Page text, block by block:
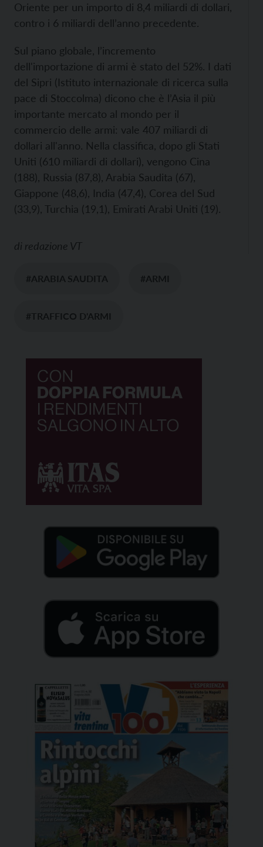
Oriente per un importo di 8,4 miliardi di dollari,
contro i 6 miliardi dell’anno precedente.
Sul piano globale, l’incremento
dell'importazione di armi è stato del 52%. I dati
del Sipri (Istituto internazionale di ricerca sulla
pace di Stoccolma) dicono che è l’Asia il più
importante mercato al mondo per il
commercio delle armi: vale 407 miliardi di
dollari all'anno. Nella classifica, dopo gli Stati
Uniti (610 miliardi di dollari), vengono Cina
(188), Russia (87,8), Arabia Saudita (67),
Giappone (48,6), India (47,4), Corea del Sud
(33,9), Turchia (19,1), Emirati Arabi Uniti (19).
di redazione VT
#ARABIA SAUDITA #ARMI
#TRAFFICO D'ARMI